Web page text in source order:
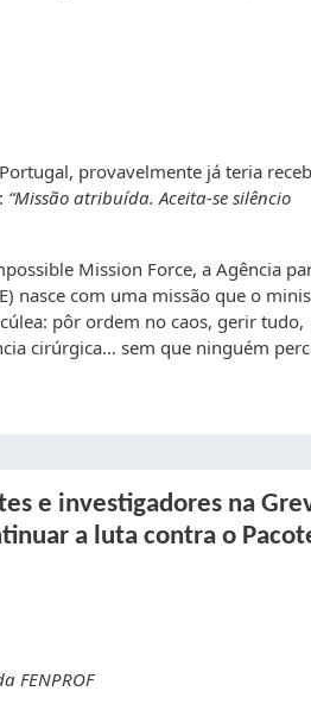
provavelmente já teria
“Missão atribuída. Aceita-se silêncio
Mission Force, a Agência
nasce com uma missão que o
pôr ordem no caos, gerir tudo,
cirúrgica… sem que ninguém
e investigadores na
a luta contra o
FENPROF